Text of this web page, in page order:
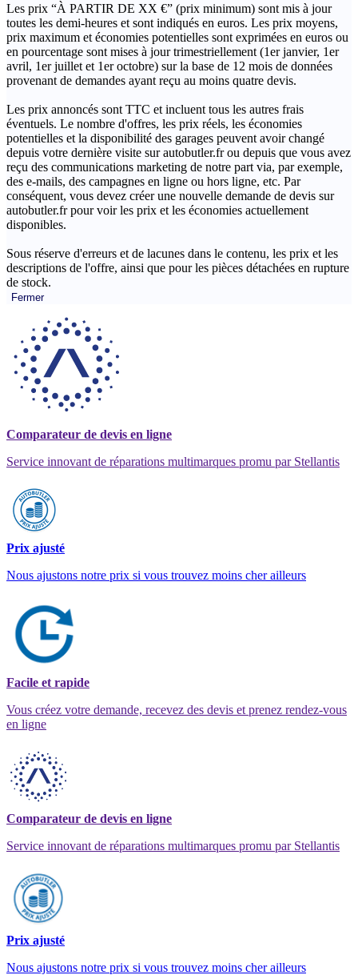
Les prix “À PARTIR DE XX €” (prix minimum) sont mis à jour
toutes les demi-heures et sont indiqués en euros. Les prix moyens,
prix maximum et économies potentielles sont exprimées en euros ou
en pourcentage sont mises à jour trimestriellement (1er janvier, 1er
avril, 1er juillet et 1er octobre) sur la base de 12 mois de données
provenant de demandes ayant reçu au moins quatre devis.
Les prix annoncés sont TTC et incluent tous les autres frais
éventuels. Le nombre d'offres, les prix réels, les économies
potentielles et la disponibilité des garages peuvent avoir changé
depuis votre dernière visite sur autobutler.fr ou depuis que vous avez
reçu des communications marketing de notre part via, par exemple,
des e-mails, des campagnes en ligne ou hors ligne, etc. Par
conséquent, vous devez créer une nouvelle demande de devis sur
autobutler.fr pour voir les prix et les économies actuellement
disponibles.
Sous réserve d'erreurs et de lacunes dans le contenu, les prix et les
descriptions de l'offre, ainsi que pour les pièces détachées en rupture
de stock.
Fermer
Comparateur de devis en ligne
Service innovant de réparations multimarques promu par Stellantis
Prix ajusté
Nous ajustons notre prix si vous trouvez moins cher ailleurs
Facile et rapide
Vous créez votre demande, recevez des devis et prenez rendez-vous
en ligne
Comparateur de devis en ligne
Service innovant de réparations multimarques promu par Stellantis
Prix ajusté
Nous ajustons notre prix si vous trouvez moins cher ailleurs